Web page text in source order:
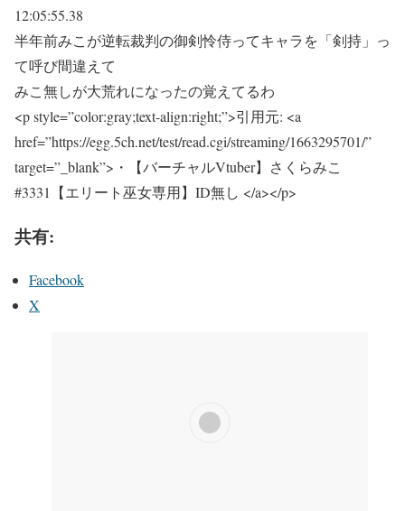
12:05:55.38
半年前みこが逆転裁判の御剣怜侍ってキャラを「剣持」っ
て呼び間違えて
みこ無しが大荒れになったの覚えてるわ
<p style=”color:gray;text-align:right;”>引用元: <a
href=”https://egg.5ch.net/test/read.cgi/streaming/1663295701/”
target=”_blank”>・【バーチャルVtuber】さくらみこ
#3331【エリート巫女専用】ID無し </a></p>
共有:
Facebook
X